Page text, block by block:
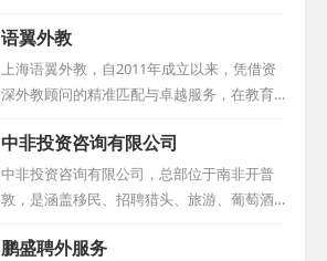
构输送了大批优秀外籍教师，积累了丰富的
选聘经验。在外教培养与管理方面，我们采
用卓有成效的方法，并推动国内外基础教育
实验项目在各校的实施，赢得了学校的广泛
化的交流，助力其健康发展。如今，我们已
在广州、佛山、深圳、长沙、西安、成都等
全国多地提供外教服务，期待...
经纪、高端摄影摄像、广告设计与教育咨询
等多元化业务。公司自成立以来，积极吸纳
业内精英，以专业、认真、踏实的态度不断
推动国际化发展。博悦传媒不仅与国内同行
深入交流，更常赴国外学习先进理念，紧跟
时代步伐，将国际视野融入实践。同时，公
司还为外籍人才提供舒适的工作环境和优质
福利，使每位员工都能在公司找到归属感与
语翼外教
上海语翼外教，自2011年成立以来，凭借资
深外教顾问的精准匹配与卓越服务，在教育
培训领域树立了良好口碑。作为上海语轶商
务咨询有限公司的核心板块，我们专注于为
各类教学机构、企事业单位及个人提供一对
一英语外教服务。我们严格筛选每一位外教
候选人，本地外教必经面对面面试与Demo展
示，外地外教则通过电话或网络面试。我们
中非投资咨询有限公司
中非投资咨询有限公司，总部位于南非开普
敦，是涵盖移民、招聘猎头、旅游、葡萄酒
业及商贸的综合性企业。多年来，集团致力
于深化南非与中国的经贸往来、文化交流与
鹏盛聘外服务